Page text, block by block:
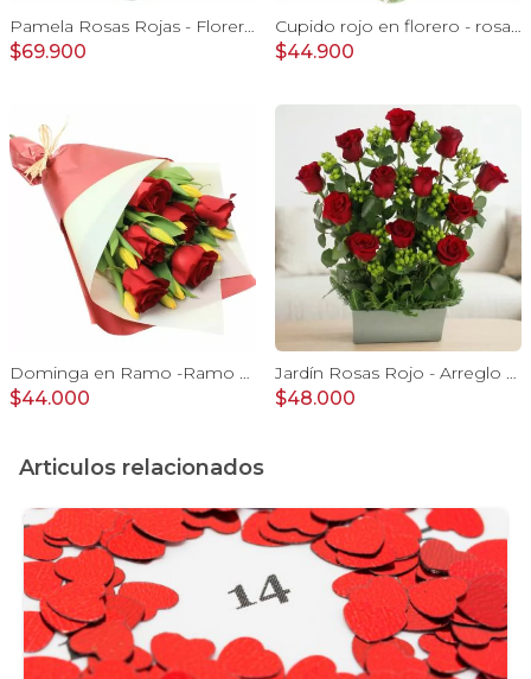
Pamela Rosas Rojas - Florero negro mediano con rosas rojas y mini claveles rosados y fucsias
$69.900
Cupido rojo en florero - rosas, mini rosas, hypericum, globo te amo y pizarra
$44.900
Dominga en Ramo -Ramo de Rosas Rojo y Tulipanes amarillo
$44.000
Jardín Rosas Rojo - Arreglo con 12 rosas rojo e hypericum
$48.000
Articulos relacionados